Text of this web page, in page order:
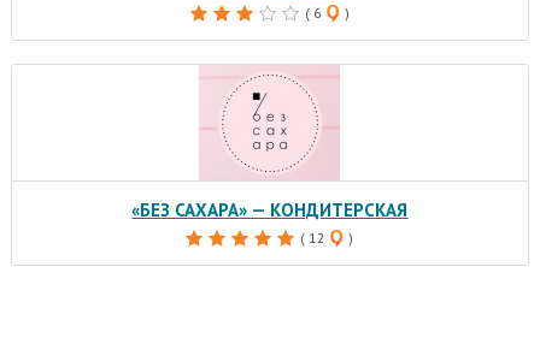
( 6 )
«БЕЗ САХАРА» — КОНДИТЕРСКАЯ
( 12 )